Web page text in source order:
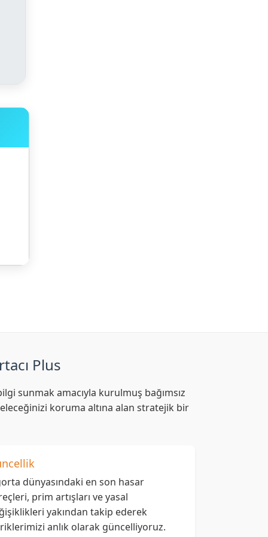
Plus
sunmak amacıyla kurulmuş bağımsız
koruma altına alan stratejik bir
dünyasındaki en son hasar
prim artışları ve yasal
yakından takip ederek
anlık olarak güncelliyoruz.